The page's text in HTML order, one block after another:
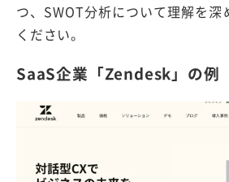
つ、SWOT分析について理解を深
ください。
SaaS企業「Zendesk」の例